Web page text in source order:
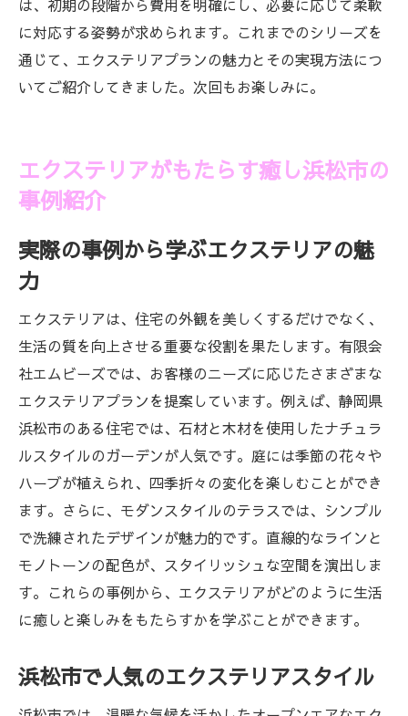
は、初期の段階から費用を明確にし、必要に応じて柔軟
に対応する姿勢が求められます。これまでのシリーズを
通じて、エクステリアプランの魅力とその実現方法につ
いてご紹介してきました。次回もお楽しみに。
エクステリアがもたらす癒し浜松市の
事例紹介
実際の事例から学ぶエクステリアの魅
力
エクステリアは、住宅の外観を美しくするだけでなく、
生活の質を向上させる重要な役割を果たします。有限会
社エムビーズでは、お客様のニーズに応じたさまざまな
エクステリアプランを提案しています。例えば、静岡県
浜松市のある住宅では、石材と木材を使用したナチュラ
ルスタイルのガーデンが人気です。庭には季節の花々や
ハーブが植えられ、四季折々の変化を楽しむことができ
ます。さらに、モダンスタイルのテラスでは、シンプル
で洗練されたデザインが魅力的です。直線的なラインと
モノトーンの配色が、スタイリッシュな空間を演出しま
す。これらの事例から、エクステリアがどのように生活
に癒しと楽しみをもたらすかを学ぶことができます。
浜松市で人気のエクステリアスタイル